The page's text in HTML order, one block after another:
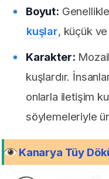
Boyut:
kuşlar, küçük ve
Karakter:
kuşlardır.
onlarla iletişim
söylemeleriyle
Kanarya Tüy